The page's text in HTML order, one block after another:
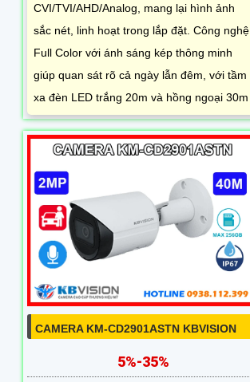
CVI/TVI/AHD/Analog, mang lại hình ảnh
sắc nét, linh hoạt trong lắp đặt. Công nghệ
Full Color với ánh sáng kép thông minh
giúp quan sát rõ cả ngày lẫn đêm, với tầm
xa đèn LED trắng 20m và hồng ngoại 30m
CAMERA KM-CD2901ASTN KBVISION
5%-35%